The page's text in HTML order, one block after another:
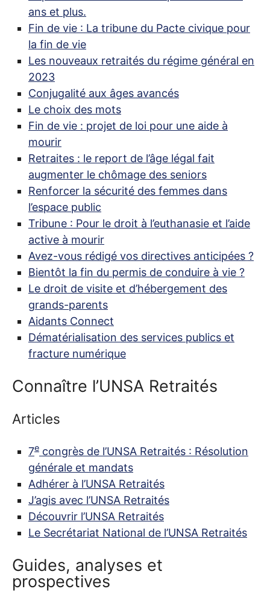
ans et plus.
Fin de vie : La tribune du Pacte civique pour
la fin de vie
Les nouveaux retraités du régime général en
2023
Conjugalité aux âges avancés
Le choix des mots
Fin de vie : projet de loi pour une aide à
mourir
Retraites : le report de l’âge légal fait
augmenter le chômage des seniors
Renforcer la sécurité des femmes dans
l’espace public
Tribune : Pour le droit à l’euthanasie et l’aide
active à mourir
Avez-vous rédigé vos directives anticipées ?
Bientôt la fin du permis de conduire à vie ?
Le droit de visite et d’hébergement des
grands-parents
Aidants Connect
Dématérialisation des services publics et
fracture numérique
Connaître l’UNSA Retraités
Articles
7e congrès de l’UNSA Retraités : Résolution
générale et mandats
Adhérer à l’UNSA Retraités
J’agis avec l’UNSA Retraités
Découvrir l’UNSA Retraités
Le Secrétariat National de l’UNSA Retraités
Guides, analyses et
prospectives